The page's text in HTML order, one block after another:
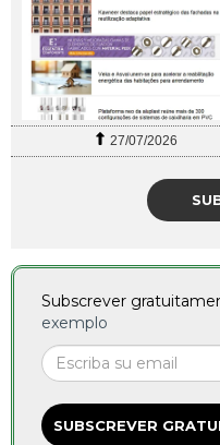
27/07/2026
Subscrever
exemplo
SUBSCREVER